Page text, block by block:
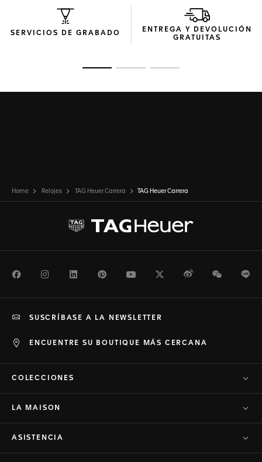
SERVICIOS DE GRABADO
ENTREGA Y DEVOLUCIÓN
GRATUITAS
Home Relojes TAG Heuer Carrera TAG Heuer Carrera
FacebookInstagramLinkedInPinterestYoutubeTwitterWeiboWeChat
ENCUENTRE SU BOUTIQUE MÁS CERCANA
SUSCRÍBASE A LA NEWSLETTER
COLECCIONES
LA MAISON
ASISTENCIA